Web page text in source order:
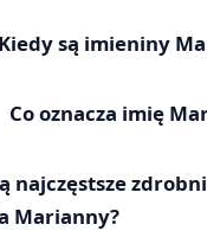
Kiedy są imieniny
Co oznacza imię
najczęstsze
Marianny?